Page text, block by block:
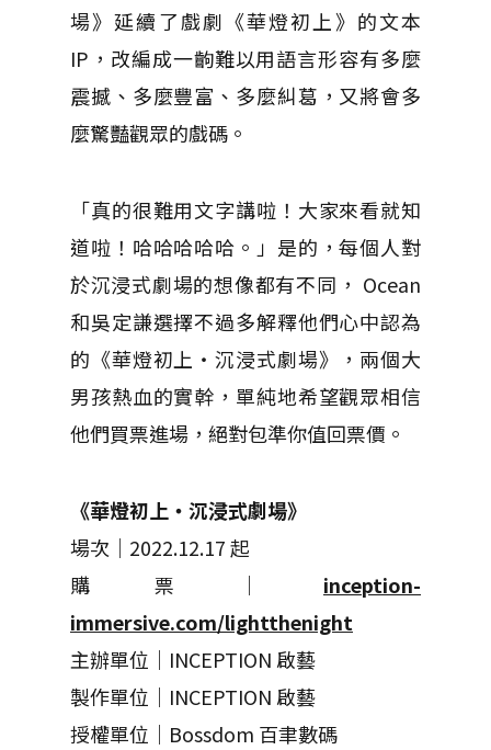
場》延續了戲劇《華燈初上》的文本
IP，改編成一齣難以用語言形容有多麼
震撼、多麼豐富、多麼糾葛，又將會多
麼驚豔觀眾的戲碼。
「真的很難用文字講啦！大家來看就知
道啦！哈哈哈哈哈。」是的，每個人對
於沉浸式劇場的想像都有不同， Ocean
和吳定謙選擇不過多解釋他們心中認為
的《華燈初上・沉浸式劇場》，兩個大
男孩熱血的實幹，單純地希望觀眾相信
他們買票進場，絕對包準你值回票價。
《華燈初上・沉浸式劇場》
場次｜2022.12.17 起
購票｜ inception-
immersive.com/lightthenight
主辦單位｜INCEPTION 啟藝
製作單位｜INCEPTION 啟藝
授權單位｜Bossdom 百聿數碼